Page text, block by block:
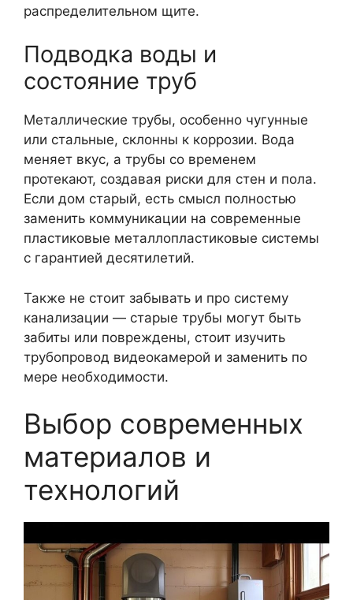
распределительном щите.
Подводка воды и
состояние труб
Металлические трубы, особенно чугунные
или стальные, склонны к коррозии. Вода
меняет вкус, а трубы со временем
протекают, создавая риски для стен и пола.
Если дом старый, есть смысл полностью
заменить коммуникации на современные
пластиковые металлопластиковые системы
с гарантией десятилетий.
Также не стоит забывать и про систему
канализации — старые трубы могут быть
забиты или повреждены, стоит изучить
трубопровод видеокамерой и заменить по
мере необходимости.
Выбор современных
материалов и
технологий